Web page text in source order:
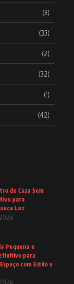
(3)
(33)
(2)
(32)
(1)
(42)
de Casa Sem
para
Luz
Pequena e
para
com Estilo e